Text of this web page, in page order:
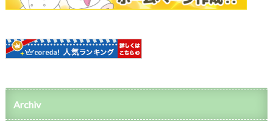
Archiv